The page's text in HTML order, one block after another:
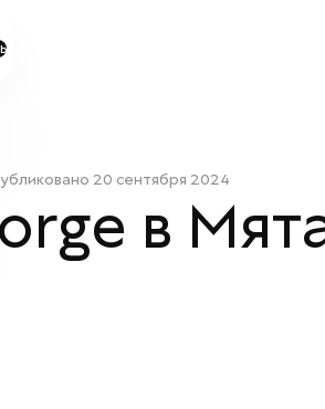
20 сентября 2024
в